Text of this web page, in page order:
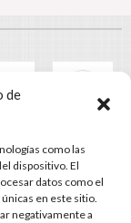
de
como las
dispositivo. El
datos como el
en este sitio.
negativamente a
| Tel: 93 741 25
VIE: 8:00h-15:00h